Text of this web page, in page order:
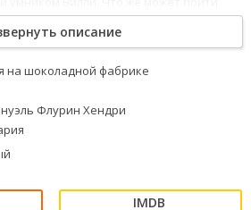
выходной день супруга
на курорт, оставив его присматривать
непоседливые детишки ухитряются
ребятами, похитить из цирка
местным полицейским. На этом
заканчиваются, ведь на фабрике
грозя затопить город тоннами
Мистеру Моллу и его детям предстоит
летающую собаку.
описание
на шоколадной фабрике
Флурин Хендри